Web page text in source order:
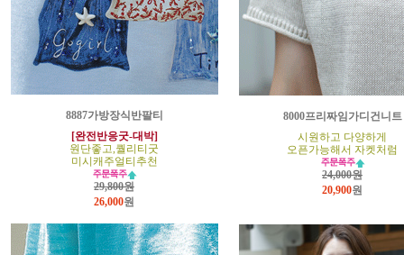
8887가방장식반팔티
[완전반응굿-대박]
원단좋고,퀄리티굿
미시캐주얼티추천
29,800원
26,000원
8000프리짜임가디건니트
시원하고 다양하게
오픈가능해서 자켓처럼
24,000원
20,900원